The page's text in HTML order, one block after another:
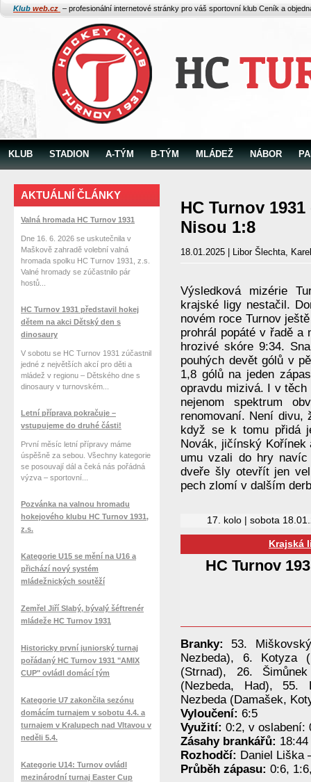
Klub web.cz – profesionální internetové stránky pro váš sportovní klub Ceník a
KLUB STADION A-TÝM B-TÝM MLÁDEŽ NÁBOR
HC Turnov
Nisou 1:8
18.01.2025 | Libor Šlechta,
Výsledková mizérie
krajské ligy nestačil.
novém roce Turnov
prohrál popáté v řadě a
hrozivé skóre 9:34.
pouhých devět gólů v
1,8 gólů na jeden
opravdu mizivá. I v
nejenom spektrum
renomovaní. Není divu,
když se k tomu přidá
Novák, jičínský Kořínek
umu vzali do hry
dveře šly otevřít jen
pech zlomí v dalším
17. kolo | sobota
Krajská
HC Turnov
Branky:
53.
Nezbeda), 6. Kotyza
(Strnad), 26.
(Nezbeda, Had), 55.
Nezbeda (Damašek,
Vyloučení: 6:5
Využití: 0:2, v oslabení:
Zásahy brankářů:
Rozhodčí: Daniel Liška
Průběh zápasu: 0:6,
AKTUÁLNÍ ČLÁNKY
Valná hromada HC Turnov 1931
Dne 16. 6. 2026 se uskutečnila v
Maškově zahradě volební valná
hromada spolku HC Turnov 1931, z.s.
Valné hromady se zúčastnilo pár
hostů...
HC Turnov 1931 představil hokej
dětem na akci Dětský den s
dinosaury
V sobotu se HC Turnov 1931 zúčastnil
jedné z největších akcí pro děti a
mládež v regionu – Dětského dne s
dinosaury v turnovském...
Letní příprava pokračuje –
vstupujeme do druhé části!
První měsíc letní přípravy máme
úspěšně za sebou. Všechny kategorie
se posouvají dál a čeká nás pořádná
výzva – sportovní...
Pozvánka na valnou hromadu
hokejového klubu HC Turnov 1931,
z.s.
Kategorie U15 se mění na U16 a
přichází nový systém
mládežnických soutěží
Zemřel Jiří Slabý, bývalý šéftrenér
mládeže HC Turnov 1931
Historicky první juniorský turnaj
pořádaný HC Turnov 1931 "AMIX
CUP" ovládl domácí tým
Kategorie U7 zakončila sezónu
domácím turnajem v sobotu 4.4. a
turnajem v Kralupech nad Vltavou v
neděli 5.4.
Kategorie U14: Turnov ovládl
mezinárodní turnaj Easter Cup